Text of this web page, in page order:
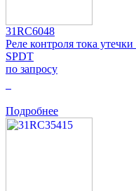
31RC6048
Реле контроля тока
SPDT
по запросу
Подробнее